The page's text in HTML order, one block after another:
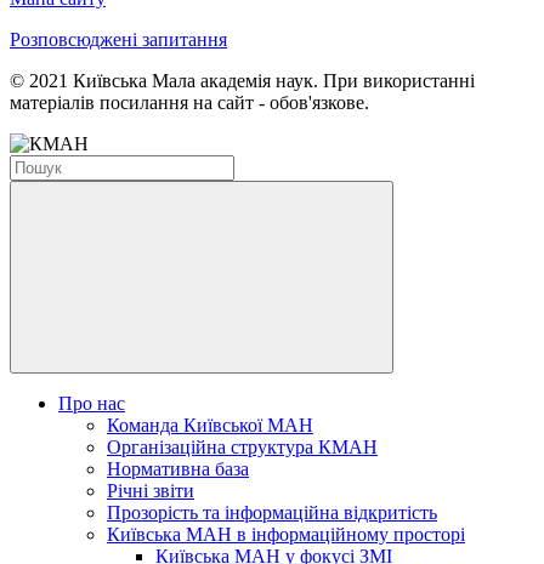
Розповсюджені запитання
© 2021 Київська Мала академія наук. При використанні
матеріалів посилання на сайт - обов'язкове.
Про нас
Команда Київської МАН
Організаційна структура КМАН
Нормативна база
Річні звіти
Прозорість та інформаційна відкритість
Київська МАН в інформаційному просторі
Київська МАН у фокусі ЗМІ